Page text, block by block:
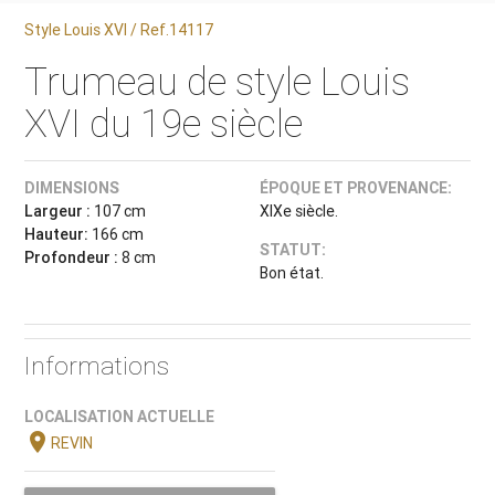
Style Louis XVI / Ref.14117
Trumeau de style Louis
XVI du 19e siècle
DIMENSIONS
Largeur : 107 cm
Hauteur: 166 cm
Profondeur : 8 cm
ÉPOQUE ET PROVENANCE:
XIXe siècle.
STATUT:
Bon état.
Informations
LOCALISATION ACTUELLE
location_onREVIN